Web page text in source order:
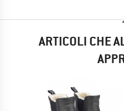
ARTICOLI CHE